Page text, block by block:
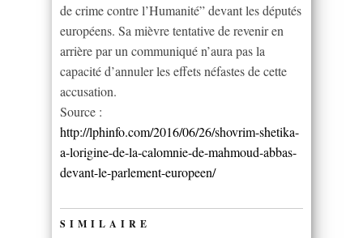
de crime contre l’Humanité” devant les députés
européens. Sa mièvre tentative de revenir en
arrière par un communiqué n’aura pas la
capacité d’annuler les effets néfastes de cette
accusation.
Source :
http://lphinfo.com/2016/06/26/shovrim-shetika-
a-lorigine-de-la-calomnie-de-mahmoud-abbas-
devant-le-parlement-europeen/
SIMILAIRE